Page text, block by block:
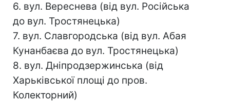
6. вул. Вереснева (від вул. Російська
до вул. Тростянецька)
7. вул. Славгородська (від вул. Абая
Кунанбаєва до вул. Тростянецька)
8. вул. Дніпродзержинська (від
Харьківської площі до пров.
Колекторний)